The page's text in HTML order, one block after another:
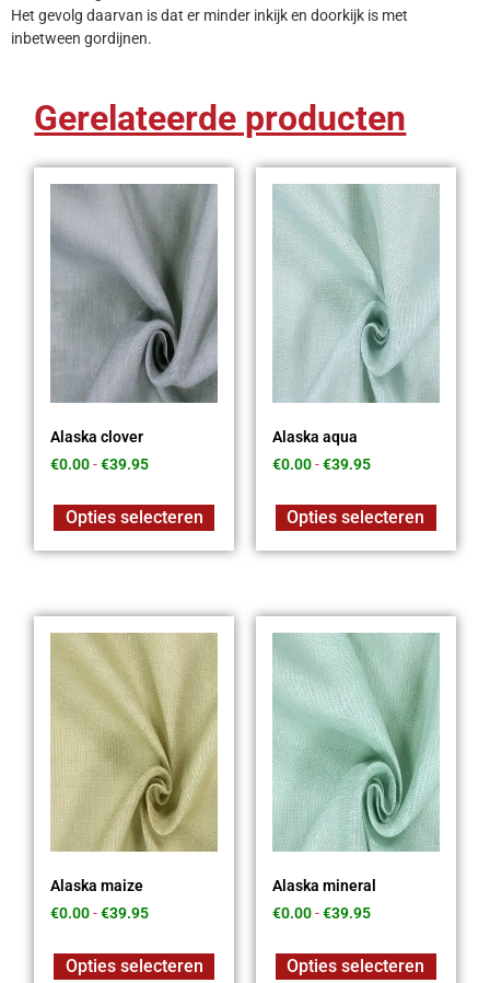
Het gevolg daarvan is dat er minder inkijk en doorkijk is met
inbetween gordijnen.
Gerelateerde producten
Alaska clover
€0.00 - €39.95
Opties selecteren
Alaska aqua
€0.00-€39.95
Opties selecteren
Alaska maize
€0.00 - €39.95
Opties selecteren
Alaska mineral
€0.00-€39.95
Opties selecteren